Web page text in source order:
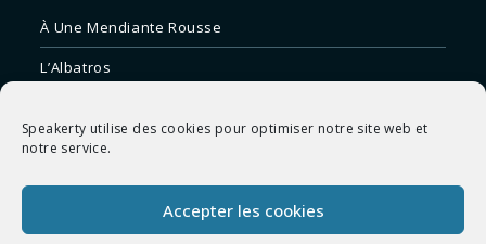
Speakerty utilise des cookies pour optimiser notre site web et
notre service.
Accepter les cookies
À Une Mendiante Rousse
L’Albatros
Remords Posthume
La Mort des Artistes